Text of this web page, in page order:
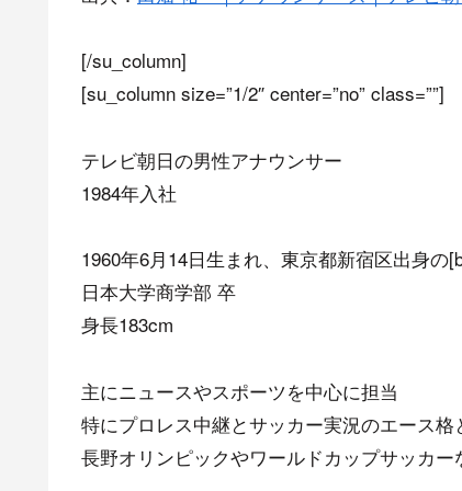
[/su_column]
[su_column size=”1/2″ center=”no” class=””]
テレビ朝日の男性アナウンサー
1984年入社
1960年6月14日生まれ、東京都新宿区出身の
日本大学商学部 卒
身長183cm
主にニュースやスポーツを中心に担当
特にプロレス中継とサッカー実況のエース格
長野オリンピックやワールドカップサッカ